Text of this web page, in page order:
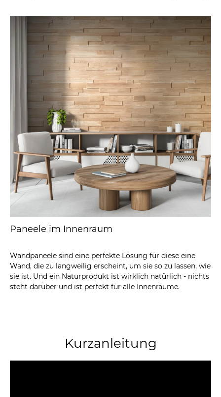
Paneele im Innenraum
Wandpaneele sind eine perfekte Lösung für diese eine
Wand, die zu langweilig erscheint, um sie so zu lassen, wie
sie ist. Und ein Naturprodukt ist wirklich natürlich - nichts
steht darüber und ist perfekt für alle Innenräume.
Kurzanleitung